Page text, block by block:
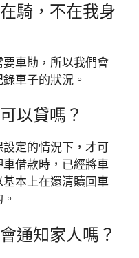
騎，不在我身
車勘，所以我們會
車子的狀況。
以貸嗎？
定的情況下，才可
借款時，已經將車
本上在還清贖回車
通知家人嗎？